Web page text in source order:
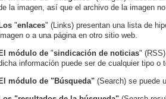
la imagen, así que el archivo de la imagen
Los "enlaces" (Links) presentan una lista de
o a una página en otro sitio web.
El módulo de "sindicación de noticias"
información puede ser de cualquier tipo
El módulo de "Búsqueda" (Search) se puede